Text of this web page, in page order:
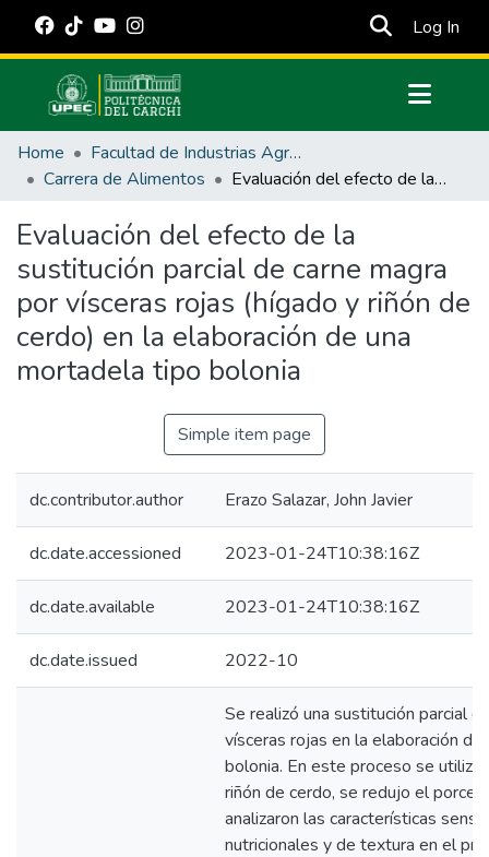
Log In
Communities & Collections
All of DSpace
Estadísticas Externas
Manuales
Home
Facultad de Industrias Agropecuarias y Ciencias Ambientales
Carrera de Alimentos
Evaluación del efecto de la sustitución parcial de carne magra por vísceras rojas (hígado y riñón de cerdo) en la elaboración de una mortadela tipo bolonia
Evaluación del efecto de la
sustitución parcial de carne magra
por vísceras rojas (hígado y riñón de
cerdo) en la elaboración de una
mortadela tipo bolonia
Simple item page
dc.contributor.author Erazo Salazar, John Javier
dc.date.accessioned 2023-01-24T10:38:16Z
dc.date.available 2023-01-24T10:38:16Z
dc.date.issued 2022-10
Se realizó una sustitución parcial
vísceras rojas en la elaboración
bolonia. En este proceso se
riñón de cerdo, se redujo el
analizaron las características
nutricionales y de textura en el